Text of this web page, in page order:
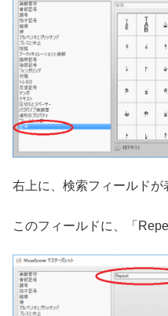
右上に、検索フィールドが
このフィールドに、「